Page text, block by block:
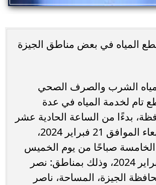
المياه في بعض مناطق الجيزة
الشرب والصرف الصحي
تام لخدمة المياه في عدة
بدءًا من الساعة الحادية عشر
مساءً يوم الأربعاء الموافق 21 فبراير 2024،
صباحًا من يوم الخميس
الموافق 22 فبراير 2024، وذلك بمناطق: نصر
الجيزة، المساحة، ناصر